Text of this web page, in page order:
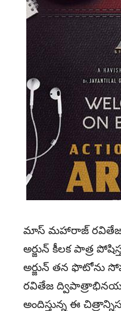
మాస్ మహారాజ్ రవితేజ
అర్జున్ కీలక పాత్ర
అర్జున్‌ తన ఫొటోను
రవితేజ ద్విపాత్రాభినయం
అందిస్తున్న ఈ